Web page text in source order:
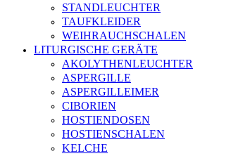
STANDLEUCHTER
TAUFKLEIDER
WEIHRAUCHSCHALEN
LITURGISCHE GERÄTE
AKOLYTHENLEUCHTER
ASPERGILLE
ASPERGILLEIMER
CIBORIEN
HOSTIENDOSEN
HOSTIENSCHALEN
KELCHE